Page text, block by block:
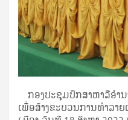
ກອງປະຊຸມປຶກສາຫາລືອຳນ
ເພື່ອສ້າງຂະບວນການທຳລາ